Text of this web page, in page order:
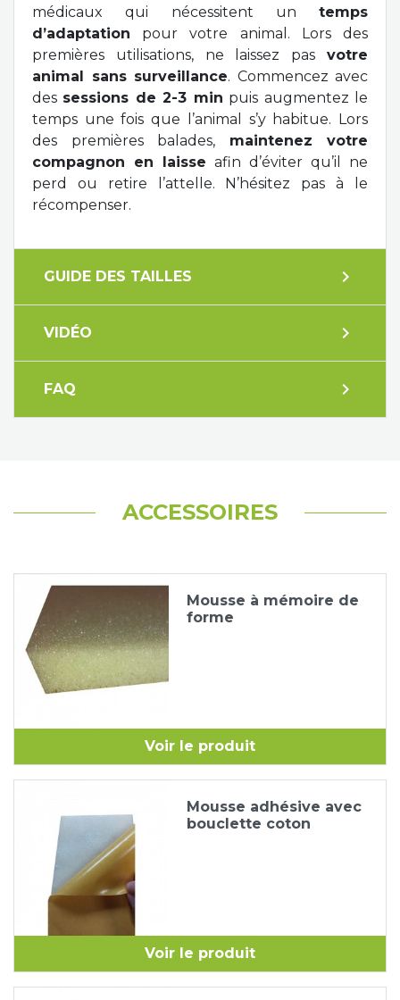
médicaux qui nécessitent un temps
d’adaptation pour votre animal. Lors des
premières utilisations, ne laissez pas votre
animal sans surveillance. Commencez avec
des sessions de 2-3 min puis augmentez le
temps une fois que l’animal s’y habitue. Lors
des premières balades, maintenez votre
compagnon en laisse afin d’éviter qu’il ne
perd ou retire l’attelle. N’hésitez pas à le
récompenser.
GUIDE DES TAILLES expand_more
VIDÉO expand_more
FAQ expand_more
ACCESSOIRES
Mousse à mémoire de
forme
Voir le produit
Mousse adhésive avec
bouclette coton
Voir le produit